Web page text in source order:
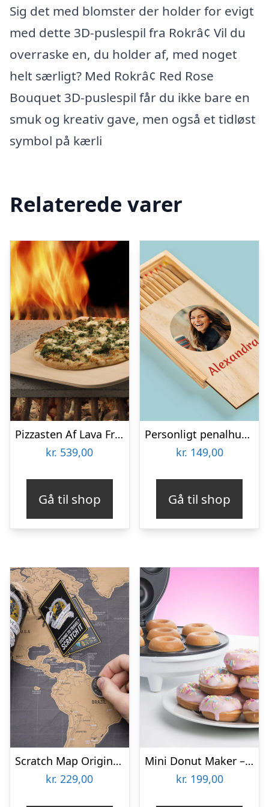
Sig det med blomster der holder for evigt
med dette 3D-puslespil fra Rokrâ¢ Vil du
overraske en, du holder af, med noget
helt særligt? Med Rokrâ¢ Red Rose
Bouquet 3D-puslespil får du ikke bare en
smuk og kreativ gave, men også et tidløst
symbol på kærli
Relaterede varer
Pizzasten Af Lava Fra Etna
kr. 539,00
Gå til shop
Personligt penalhus med foto & tekst
kr. 149,00
Gå til shop
Scratch Map Original Deluxe
kr. 229,00
Mini Donut Maker – KitchPro
kr. 199,00